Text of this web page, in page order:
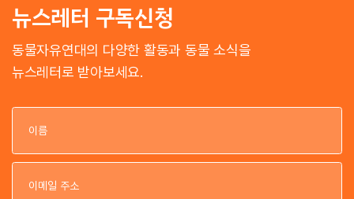
뉴스레터 구독신청
동물자유연대의 다양한 활동과 동물 소식을
뉴스레터로 받아보세요.
이